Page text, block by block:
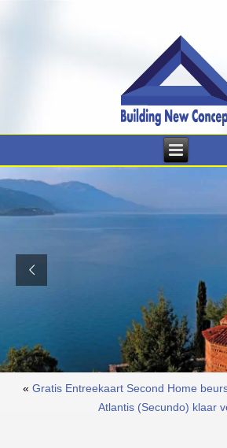
«Gratis Entreekaart Second Home
Atlantis (Secundo) klaar